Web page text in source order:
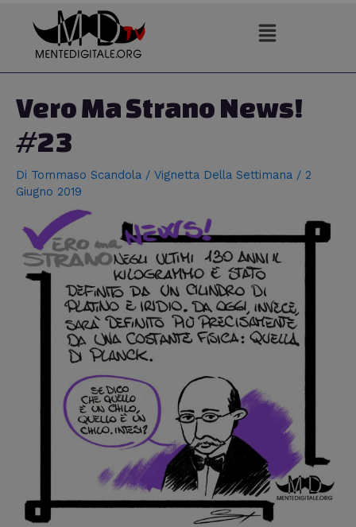
contenuto
Vero Ma Strano News!
#23
Di Tommaso Scandola / Vignetta Della Settimana / 2
Giugno 2019
articoli